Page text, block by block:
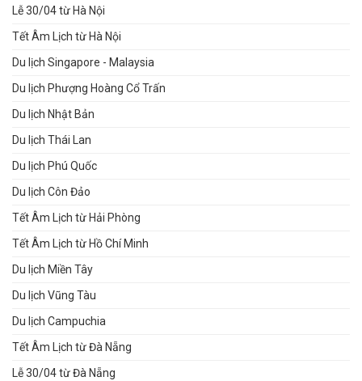
Lễ 30/04 từ Hà Nội
Tết Âm Lịch từ Hà Nội
Du lịch Singapore - Malaysia
Du lịch Phượng Hoàng Cổ Trấn
Du lịch Nhật Bản
Du lịch Thái Lan
Du lịch Phú Quốc
Du lịch Côn Đảo
Tết Âm Lịch từ Hải Phòng
Tết Âm Lịch từ Hồ Chí Minh
Du lịch Miền Tây
Du lịch Vũng Tàu
Du lịch Campuchia
Tết Âm Lịch từ Đà Nẵng
Lễ 30/04 từ Đà Nẵng